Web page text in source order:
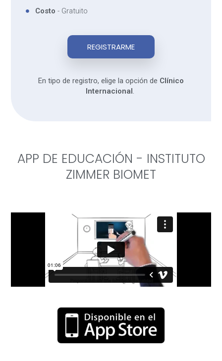
Costo - Gratuito
REGISTRARME
En tipo de registro, elige la opción de Clínico
Internacional.
APP DE EDUCACIÓN - INSTITUTO
ZIMMER BIOMET